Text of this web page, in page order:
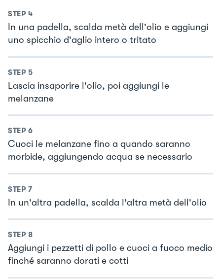
STEP 4
In una padella, scalda metà dell'olio e aggiungi
uno spicchio d'aglio intero o tritato
STEP 5
Lascia insaporire l'olio, poi aggiungi le
melanzane
STEP 6
Cuoci le melanzane fino a quando saranno
morbide, aggiungendo acqua se necessario
STEP 7
In un'altra padella, scalda l'altra metà dell'olio
STEP 8
Aggiungi i pezzetti di pollo e cuoci a fuoco medio
finché saranno dorati e cotti